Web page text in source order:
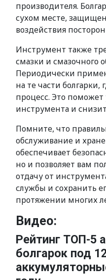
производителя.
сухом месте,
воздействия
Инструмент также
смазки и смазочного
Периодически
на те части болгарки,
процесс. Это
инструмента и
Помните, что
обслуживание и
обеспечивает
но и позволяет вам
отдачу от
службы и сохранить
протяжении многих
Видео:
Рейтинг ТОП-5
болгарок под